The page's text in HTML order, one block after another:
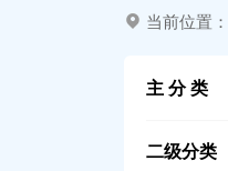
当前位置：
主 分 类
二级分类